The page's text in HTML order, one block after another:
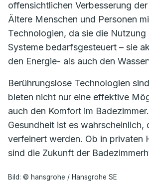
offensichtlichen Verbesserung
Ältere Menschen und Personen
Technologien, da sie die
Systeme bedarfsgesteuert – sie
den Energie- als auch den
Berührungslose Technologien
bieten nicht nur eine effektive
auch den Komfort im
Gesundheit ist es
verfeinert werden. Ob in privaten
sind die Zukunft der
Bild: © hansgrohe / Hansgrohe SE